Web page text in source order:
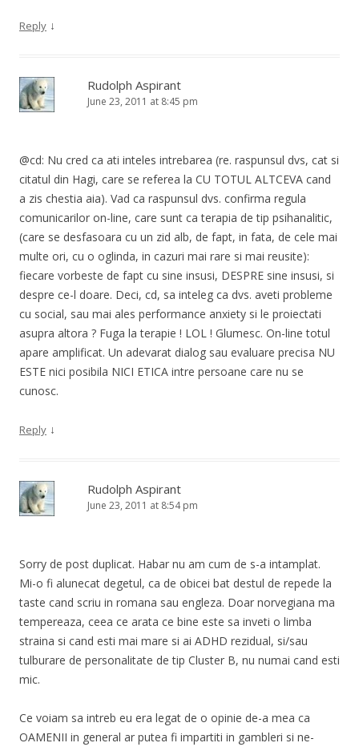
Reply ↓
Rudolph Aspirant
June 23, 2011 at 8:45 pm
@cd: Nu cred ca ati inteles intrebarea (re. raspunsul dvs, cat si
citatul din Hagi, care se referea la CU TOTUL ALTCEVA cand
a zis chestia aia). Vad ca raspunsul dvs. confirma regula
comunicarilor on-line, care sunt ca terapia de tip psihanalitic,
(care se desfasoara cu un zid alb, de fapt, in fata, de cele mai
multe ori, cu o oglinda, in cazuri mai rare si mai reusite):
fiecare vorbeste de fapt cu sine insusi, DESPRE sine insusi, si
despre ce-l doare. Deci, cd, sa inteleg ca dvs. aveti probleme
cu social, sau mai ales performance anxiety si le proiectati
asupra altora ? Fuga la terapie ! LOL ! Glumesc. On-line totul
apare amplificat. Un adevarat dialog sau evaluare precisa NU
ESTE nici posibila NICI ETICA intre persoane care nu se
cunosc.
Reply ↓
Rudolph Aspirant
June 23, 2011 at 8:54 pm
Sorry de post duplicat. Habar nu am cum de s-a intamplat.
Mi-o fi alunecat degetul, ca de obicei bat destul de repede la
taste cand scriu in romana sau engleza. Doar norvegiana ma
tempereaza, ceea ce arata ce bine este sa inveti o limba
straina si cand esti mai mare si ai ADHD rezidual, si/sau
tulburare de personalitate de tip Cluster B, nu numai cand esti
mic.
Ce voiam sa intreb eu era legat de o opinie de-a mea ca
OAMENII in general ar putea fi impartiti in gambleri si ne-